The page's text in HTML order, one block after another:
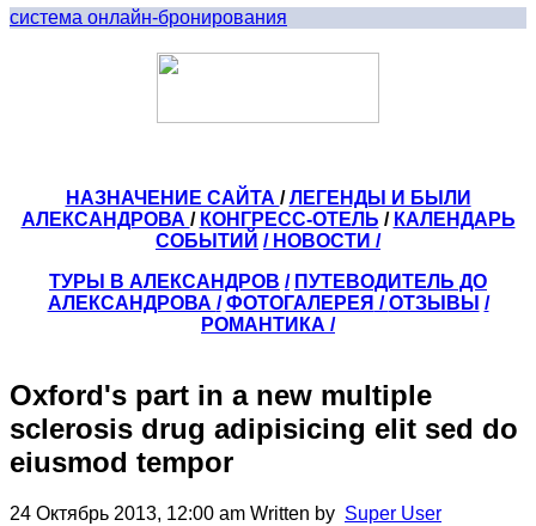
система онлайн-бронирования
НАЗНАЧЕНИЕ САЙТА /ЛЕГЕНДЫ И БЫЛИ
АЛЕКСАНДРОВА / КОНГРЕСС-ОТЕЛЬ / КАЛЕНДАРЬ
СОБЫТИЙ / НОВОСТИ /
ТУРЫ В АЛЕКСАНДРОВ / ПУТЕВОДИТЕЛЬ ДО
АЛЕКСАНДРОВА / ФОТОГАЛЕРЕЯ /ОТЗЫВЫ /
РОМАНТИКА /
Oxford's part in a new multiple
sclerosis drug adipisicing elit sed do
eiusmod tempor
24 Октябрь 2013, 12:00 am Written by Super User